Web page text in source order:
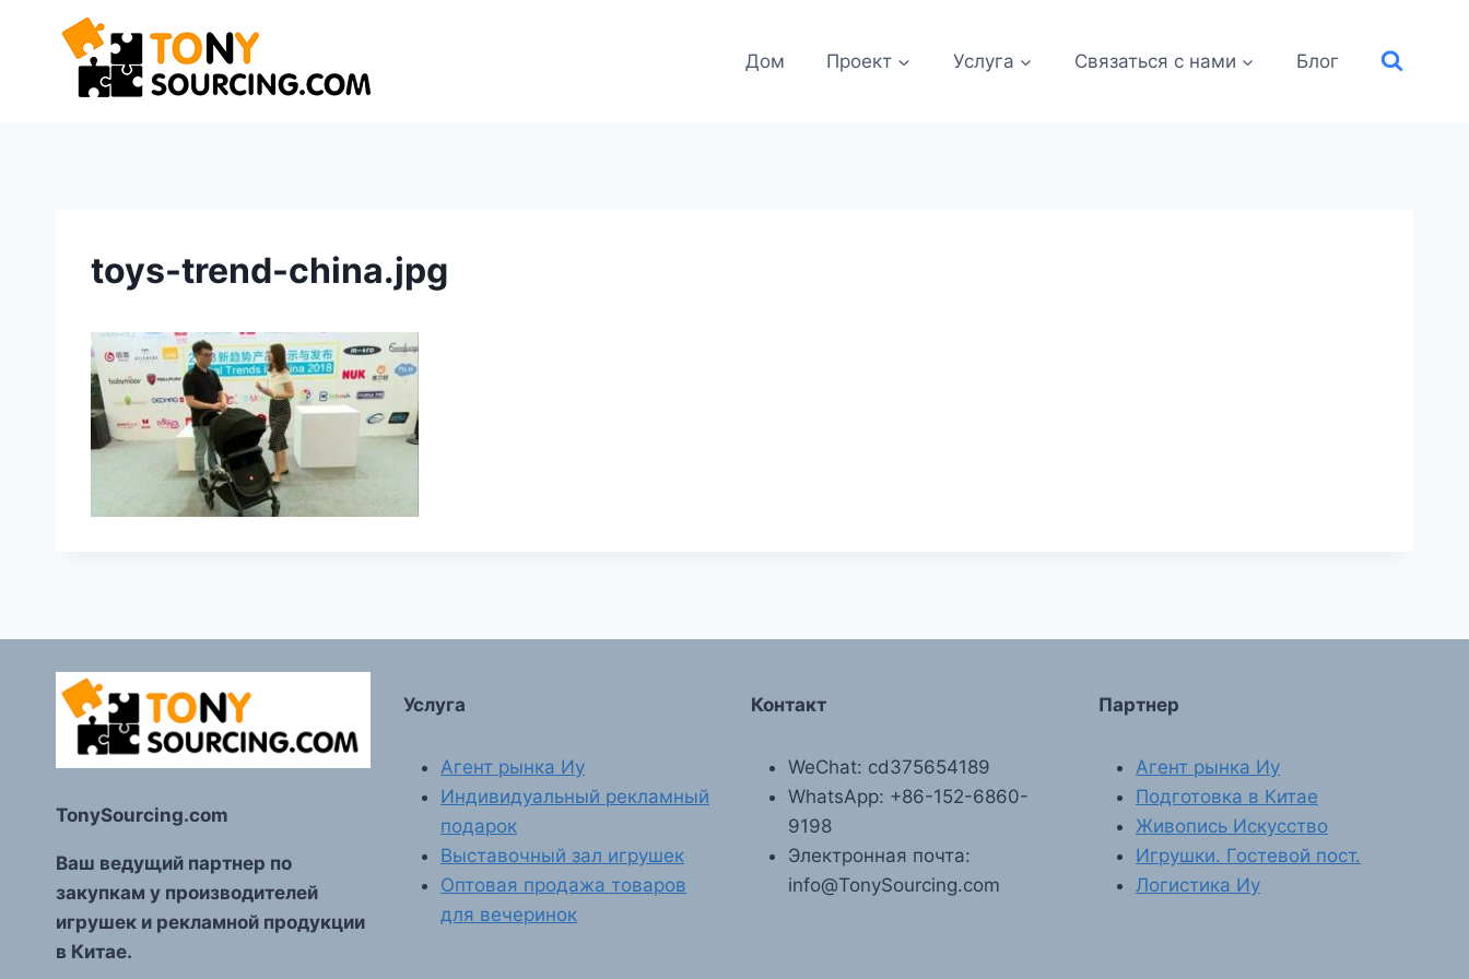
содержимому
Дом Проект Услуга Связаться с нами Блог
toys-trend-china.jpg
TonySourcing.com
Ваш ведущий партнер по
закупкам у производителей
игрушек и рекламной продукции
в Китае.
Услуга
Агент рынка Иу
Индивидуальный рекламный
подарок
Выставочный зал игрушек
Оптовая продажа товаров
для вечеринок
Контакт
WeChat: cd375654189
WhatsApp: +86-152-6860-
9198
Электронная почта:
info@TonySourcing.com
Партнер
Агент рынка Иу
Подготовка в Китае
Живопись Искусство
Игрушки. Гостевой пост.
Логистика Иу